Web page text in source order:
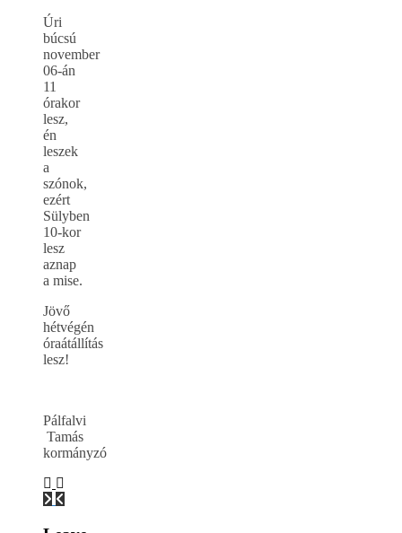
Úri
búcsú
november
06-án
11
órakor
lesz,
én
leszek
a
szónok,
ezért
Sülyben
10-kor
lesz
aznap
a mise.
Jövő
hétvégén
óraátállítás
lesz!
Pálfalvi
Tamás
kormányzó